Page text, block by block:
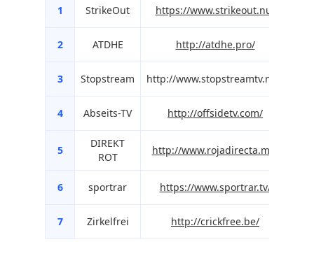
1 StrikeOut https://www.strikeout.nu/
2 ATDHE http://atdhe.pro/
3 Stopstream http://www.stopstreamtv.net/
4 Abseits-TV http://offsidetv.com/
5
DIREKT
ROT
http://www.rojadirecta.me/
6 sportrar https://www.sportrar.tv/
7 Zirkelfrei http://crickfree.be/